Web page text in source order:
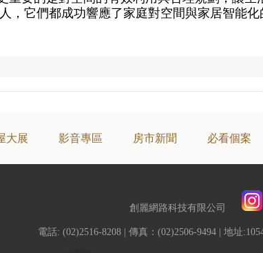
，它們都成功響應了家庭對空間與家居智能
大展 影音專區 房市新聞 必看個案
創麗網路科技有限公司
電話: (02)2516-8208 | 傳真：(02)2506-9494 | 地址